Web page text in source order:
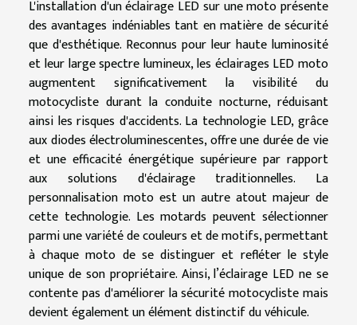
L'installation d'un éclairage LED sur une moto présente
des avantages indéniables tant en matière de sécurité
que d'esthétique. Reconnus pour leur haute luminosité
et leur large spectre lumineux, les éclairages LED moto
augmentent significativement la visibilité du
motocycliste durant la conduite nocturne, réduisant
ainsi les risques d'accidents. La technologie LED, grâce
aux diodes électroluminescentes, offre une durée de vie
et une efficacité énergétique supérieure par rapport
aux solutions d'éclairage traditionnelles. La
personnalisation moto est un autre atout majeur de
cette technologie. Les motards peuvent sélectionner
parmi une variété de couleurs et de motifs, permettant
à chaque moto de se distinguer et refléter le style
unique de son propriétaire. Ainsi, l’éclairage LED ne se
contente pas d'améliorer la sécurité motocycliste mais
devient également un élément distinctif du véhicule.